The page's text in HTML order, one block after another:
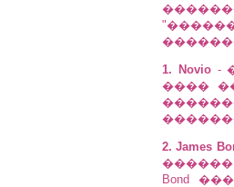
1. Novio -
����
2. James
������
Bond